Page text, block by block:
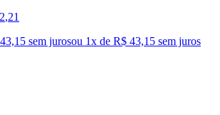
,21
sem jurosou 1x de R$ 43,15 sem juros